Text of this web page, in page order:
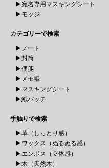
▶宛名専用マスキングシート
▶モッジ
カテゴリーで検索
▶ノート
▶封筒
▶便箋
▶メモ帳
▶マスキングシート
▶紙バッチ
手触りで検索
▶革（しっとり感）
▶ワックス（ぬるぬる感）
▶エンボス（立体感）
▶木（天然木）